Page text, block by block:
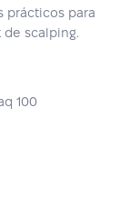
prácticos para
scalping.
100